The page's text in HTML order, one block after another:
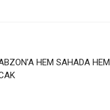
HEM SAHADA HEM